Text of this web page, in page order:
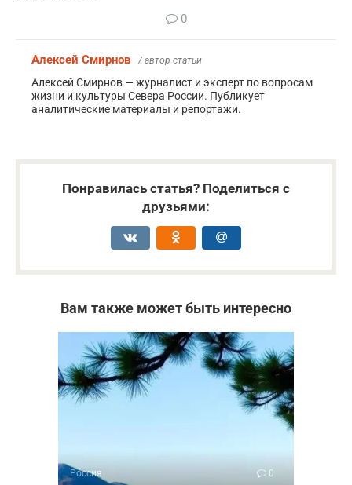
0
Алексей Смирнов / автор статьи
Алексей Смирнов — журналист и эксперт по вопросам
жизни и культуры Севера России. Публикует
аналитические материалы и репортажи.
Понравилась статья? Поделиться с
друзьями:
Вам также может быть интересно
Россия 0